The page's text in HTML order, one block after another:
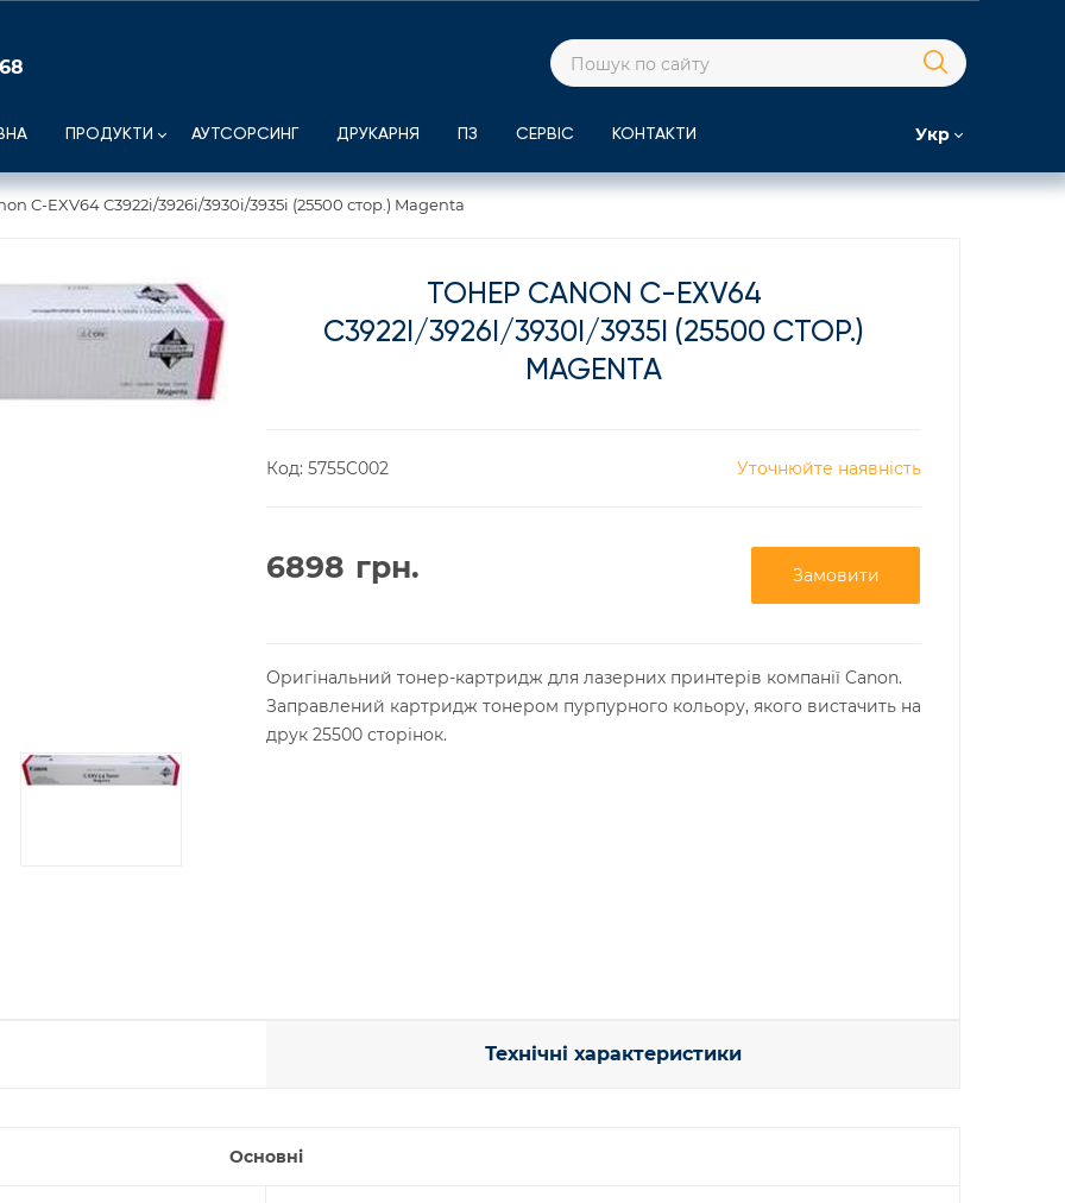
ПРОДУКТИ АУТСОРСИНГ ДРУКАРНЯ ПЗ СЕРВІС КОНТАКТИ Укр
C-EXV64 C3922i/3926i/3930i/3935i (25500 стор.) Magenta
ТОНЕР CANON C-EXV64
C3922I/3926I/3930I/3935I (25500 СТОР.)
MAGENTA
Код: 5755C002 Уточнюйте наявність
6898 грн. Замовити
Оригінальний тонер-картридж для лазерних принтерів компанії Canon.
Заправлений картридж тонером пурпурного кольору, якого вистачить на
друк 25500 сторінок.
Технічні характеристики
Основні